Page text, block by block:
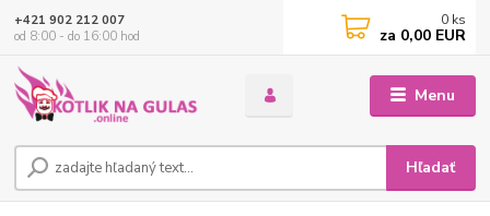
Menu
Hľadať
+421 902 212 007
od 8:00 - do 16:00 hod
0 ks
za 0,00 EUR